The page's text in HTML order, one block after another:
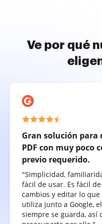
Ve por qué
Gran solución para
PDF con muy poco
previo requerido.
"Simplicidad,
fácil de usar. Es fácil
cambios y editar lo que
utiliza junto a Google,
siempre se guarda, así